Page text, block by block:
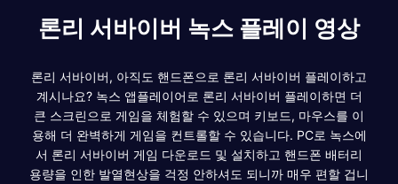
론리 서바이버 녹스 플레이 영상
론리 서바이버, 아직도 핸드폰으로 론리 서바이버 플레이하고
계시나요? 녹스 앱플레이어로 론리 서바이버 플레이하면 더
큰 스크린으로 게임을 체험할 수 있으며 키보드, 마우스를 이
용해 더 완벽하게 게임을 컨트롤할 수 있습니다. PC로 녹스에
서 론리 서바이버 게임 다운로드 및 설치하고 핸드폰 배터리
용량을 인한 발열현상을 걱정 안하셔도 되니까 매우 편할 겁니